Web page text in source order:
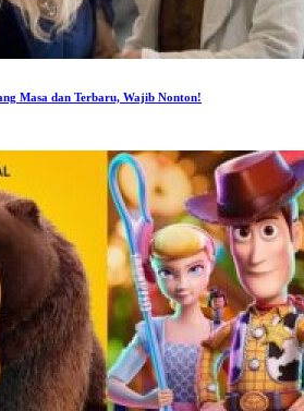
Masa dan Terbaru, Wajib Nonton!